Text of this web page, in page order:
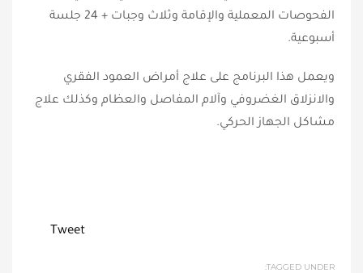
الفحوصات المعملية والإقامة وثلاث وجبات + 24 جلسة
أسبوعية.
ويعمل هذا البرنامج على علاج أمراض العمود الفقري
والانزلاق الغضروفي وآلام المفاصل والعظام وكذلك علاج
مشاكل الجهاز الحركي.
Tweet
TAGGED UNDER: